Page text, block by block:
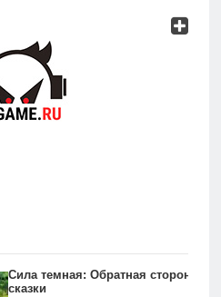
Сила темная: Обратная сторона
сказки